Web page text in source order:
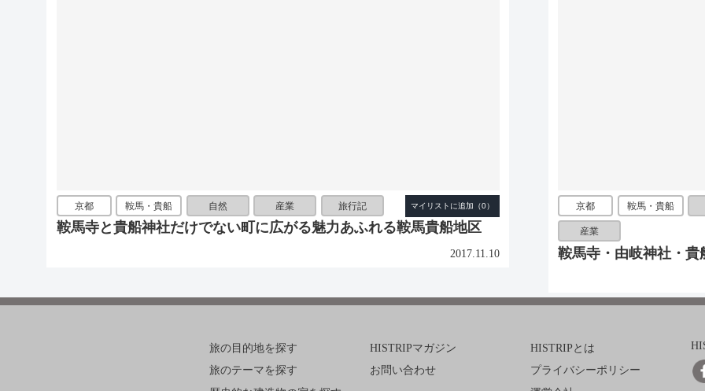
京都 鞍馬・貴船 自然 産業 旅行記
鞍馬寺と貴船神社だけでない町に広がる魅力あふれる鞍馬貴船地区
2017.11.10
京都 鞍馬・貴船
産業
鞍馬寺・由岐神社・
旅の目的地を探す
旅のテーマを探す
HISTRIPマガジン
お問い合わせ
HISTRIPとは
プライバシーポリシー